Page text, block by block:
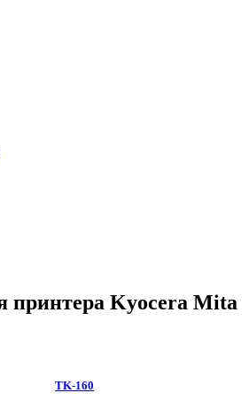
принтера Kyocera Mita
TK-160